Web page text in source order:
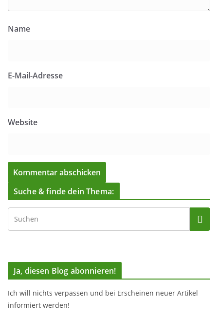
Name
E-Mail-Adresse
Website
Suche & finde dein Thema:
Ja, diesen Blog abonnieren!
Ich will nichts verpassen und bei Erscheinen neuer Artikel
informiert werden!